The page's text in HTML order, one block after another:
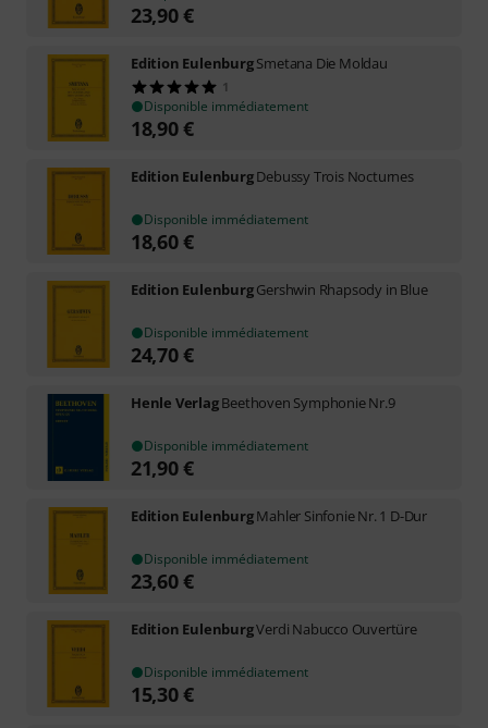
23,90€
Edition EulenburgSmetana Die Moldau
1
Disponible immédiatement
18,90€
Edition EulenburgDebussy Trois Nocturnes
Disponible immédiatement
18,60€
Edition EulenburgGershwin Rhapsody in Blue
Disponible immédiatement
24,70€
Henle VerlagBeethoven Symphonie Nr.9
Disponible immédiatement
21,90€
Edition EulenburgMahler Sinfonie Nr. 1 D-Dur
Disponible immédiatement
23,60€
Edition EulenburgVerdi Nabucco Ouvertüre
Disponible immédiatement
15,30€